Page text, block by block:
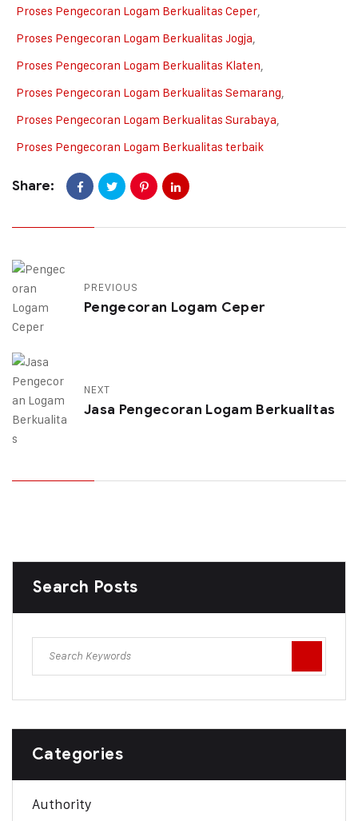
Proses Pengecoran Logam Berkualitas Ceper
Proses Pengecoran Logam Berkualitas Jogja
Proses Pengecoran Logam Berkualitas Klaten
Proses Pengecoran Logam Berkualitas Semarang
Proses Pengecoran Logam Berkualitas Surabaya
Proses Pengecoran Logam Berkualitas terbaik
Share:
PREVIOUS
Pengecoran Logam Ceper
NEXT
Jasa Pengecoran Logam Berkualitas
Search Posts
Categories
Authority